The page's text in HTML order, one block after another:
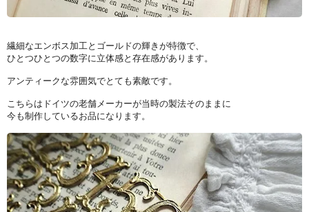
繊細なエンボス加工とゴールドの輝きが特徴で、
ひとつひとつの数字に立体感と存在感があります。
アンティークな雰囲気でとても素敵です。
こちらはドイツの老舗メーカーが当時の製法そのままに
今も制作しているお品になります。